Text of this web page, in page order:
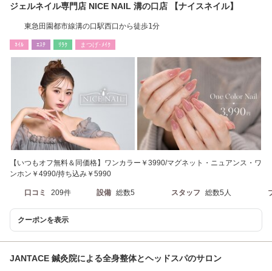
ジェルネイル専門店 NICE NAIL 溝の口店 【ナイスネイル】
東急田園都市線溝の口駅西口から徒歩1分
ﾈｲﾙ ｴｽﾃ ﾘﾗｸ まつげ･ﾒｲｸ
【いつもオフ無料＆同価格】ワンカラー￥3990/マグネット・ニュアンス・ワ
ンホン￥4990/持ち込み￥5990
口コミ 209件 設備 総数5 スタッフ 総数5人
クーポンを表示
JANTACE 鍼灸院による全身整体とヘッドスパのサロン